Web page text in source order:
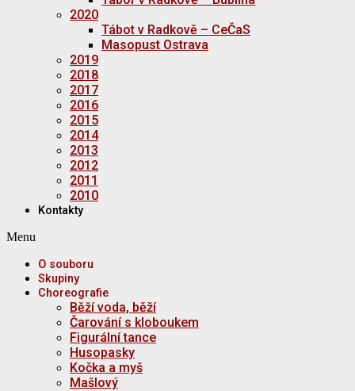
2020
Tábot v Radkově – CeČaS
Masopust Ostrava
2019
2018
2017
2016
2015
2014
2013
2012
2011
2010
Kontakty
Menu
O souboru
Skupiny
Choreografie
Běží voda, běží
Čarování s kloboukem
Figurální tance
Husopasky
Kočka a myš
Mašlový